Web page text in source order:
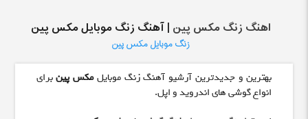
اهنگ زنگ مکس پین | آهنگ زنگ موبایل مکس پین
زنگ موبایل مکس پین
بهترین و جدیدترین آرشیو آهنگ زنگ موبایلمکس پینبرای
انواع گوشی های اندروید و اپل.